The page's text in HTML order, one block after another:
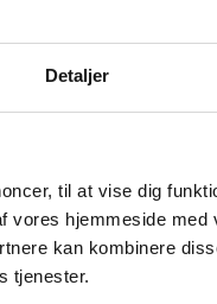
Detaljer
til at vise dig
hjemmeside med
kan kombinere
tjenester.
249,00 kr